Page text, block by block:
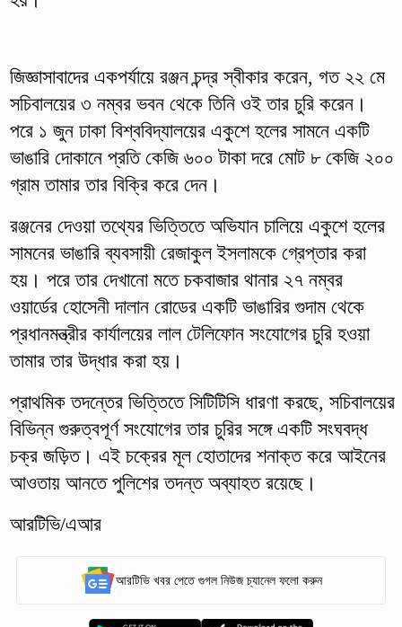
জিজ্ঞাসাবাদের একপর্যায়ে রঞ্জন চন্দ্র স্বীকার করেন, গত ২২ মে
সচিবালয়ের ৩ নম্বর ভবন থেকে তিনি ওই তার চুরি করেন।
পরে ১ জুন ঢাকা বিশ্ববিদ্যালয়ের একুশে হলের সামনে একটি
ভাঙারি দোকানে প্রতি কেজি ৬০০ টাকা দরে মোট ৮ কেজি ২০০
গ্রাম তামার তার বিক্রি করে দেন।
রঞ্জনের দেওয়া তথ্যের ভিত্তিতে অভিযান চালিয়ে একুশে হলের
সামনের ভাঙারি ব্যবসায়ী রেজাকুল ইসলামকে গ্রেপ্তার করা
হয়। পরে তার দেখানো মতে চকবাজার থানার ২৭ নম্বর
ওয়ার্ডের হোসেনী দালান রোডের একটি ভাঙারির গুদাম থেকে
প্রধানমন্ত্রীর কার্যালয়ের লাল টেলিফোন সংযোগের চুরি হওয়া
তামার তার উদ্ধার করা হয়।
প্রাথমিক তদন্তের ভিত্তিতে সিটিটিসি ধারণা করছে, সচিবালয়ের
বিভিন্ন গুরুত্বপূর্ণ সংযোগের তার চুরির সঙ্গে একটি সংঘবদ্ধ
চক্র জড়িত। এই চক্রের মূল হোতাদের শনাক্ত করে আইনের
আওতায় আনতে পুলিশের তদন্ত অব্যাহত রয়েছে।
আরটিভি/এআর
আরটিভি খবর পেতে গুগল নিউজ চ্যানেল ফলো করুন